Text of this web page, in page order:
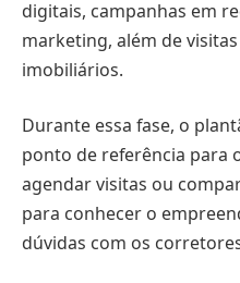
digitais, campanhas em
marketing, além de
imobiliários.
Durante essa fase, o
ponto de referência para
agendar visitas ou
para conhecer o
dúvidas com os